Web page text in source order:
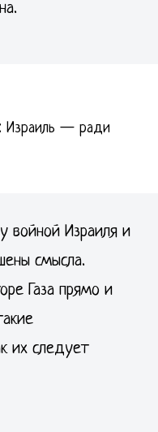
Израиль — ради
войной Израиля и
смысла.
Газа прямо и
их следует